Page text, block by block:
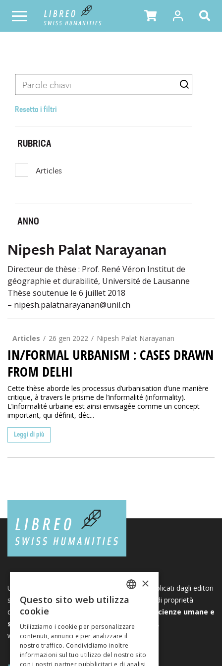
Resetta i filtri
RUBRICA
Articles
ANNO
Nipesh Palat Narayanan
Directeur de thèse : Prof. René Véron Institut de
géographie et durabilité, Université de Lausanne
Thèse soutenue le 6 juillet 2018
– nipesh.palatnarayanan@unil.ch
Articles 26 gen 2022 Nipesh Palat Narayanan
IN/FORMAL URBANISM : CASES DRAWN
FROM DELHI
Cette thèse aborde les processus d’urbanisation d’une manière
critique, à travers le prisme de l’informalité (informality).
L’informalité urbaine est ainsi envisagée comme un concept
important, qui définit, déc...
Leggi di più
Una piattaforma unica per i libri e le riviste pubblicati dagli editori
svizzeri di scienze umane e sociali. Libreo.ch è di proprietà
dell’
Associazione svizzera degli editori di scienze umane e
sociali. È un’associazione senza scopo di lucro.
www.editeurssuisses.ch
FRENCH
×
Questo sito web utilizza
cookie
Utilizziamo i cookie per personalizzare
contenuti, annunci e per analizzare il
nostro traffico. Condividiamo inoltre
informazioni sul tuo utilizzo del nostro sito
con i nostri partner pubblicitari e di analisi